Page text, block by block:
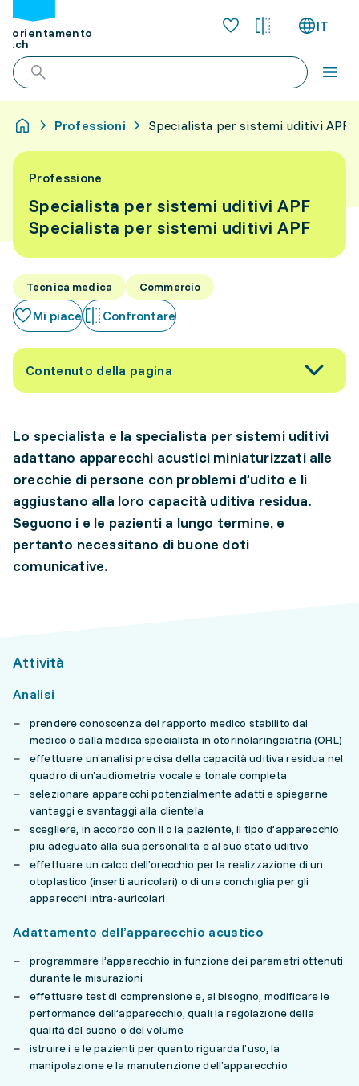
orientamento
.ch
IT
Professioni Specialista per sistemi uditivi APF
Professione
Specialista per sistemi uditivi APF
Specialista per sistemi uditivi APF
Tecnica medica Commercio
Mi piace Confrontare
Contenuto della pagina
Lo specialista e la specialista per sistemi uditivi
adattano apparecchi acustici miniaturizzati alle
orecchie di persone con problemi d’udito e li
aggiustano alla loro capacità uditiva residua.
Seguono i e le pazienti a lungo termine, e
pertanto necessitano di buone doti
comunicative.
Attività
Analisi
prendere conoscenza del rapporto medico stabilito dal
medico o dalla medica specialista in otorinolaringoiatria (ORL)
effettuare un’analisi precisa della capacità uditiva residua nel
quadro di un’audiometria vocale e tonale completa
selezionare apparecchi potenzialmente adatti e spiegarne
vantaggi e svantaggi alla clientela
scegliere, in accordo con il o la paziente, il tipo d’apparecchio
più adeguato alla sua personalità e al suo stato uditivo
effettuare un calco dell’orecchio per la realizzazione di un
otoplastico (inserti auricolari) o di una conchiglia per gli
apparecchi intra-auricolari
Adattamento dell’apparecchio acustico
programmare l’apparecchio in funzione dei parametri ottenuti
durante le misurazioni
effettuare test di comprensione e, al bisogno, modificare le
performance dell’apparecchio, quali la regolazione della
qualità del suono o del volume
istruire i e le pazienti per quanto riguarda l’uso, la
manipolazione e la manutenzione dell’apparecchio